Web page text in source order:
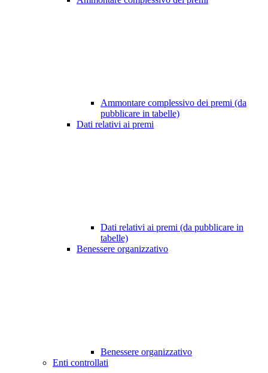
Ammontare complessivo dei premi (da
pubblicare in tabelle)
Dati relativi ai premi
Dati relativi ai premi (da pubblicare in
tabelle)
Benessere organizzativo
Benessere organizzativo
Enti controllati